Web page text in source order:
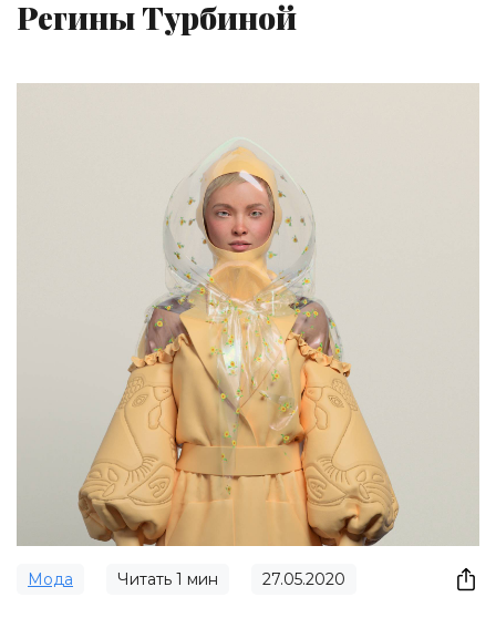
Регины Турбиной
Мода Читать 1 мин 27.05.2020